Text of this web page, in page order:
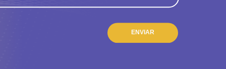
ENVIAR